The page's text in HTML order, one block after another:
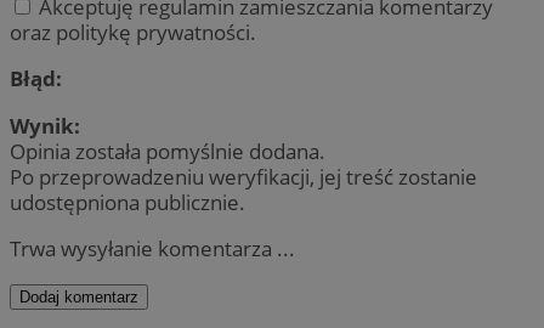
Akceptuję regulamin zamieszczania komentarzy
oraz politykę prywatności.
Błąd:
Wynik:
Opinia została pomyślnie dodana.
Po przeprowadzeniu weryfikacji, jej treść zostanie
udostępniona publicznie.
Trwa wysyłanie komentarza ...
Dodaj komentarz